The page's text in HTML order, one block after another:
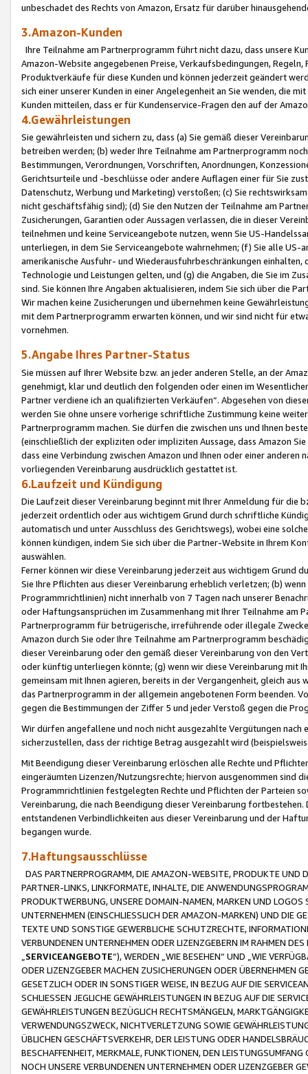
unbeschadet des Rechts von Amazon, Ersatz für darüber
3.Amazon-Kunden
Ihre Teilnahme am Partnerprogramm führt nicht dazu, dass unsere
Amazon-Website angegebenen Preise, Verkaufsbedingungen,
Produktverkäufe für diese Kunden und können jederzeit geändert
sich einer unserer Kunden in einer Angelegenheit an Sie wenden, die
Kunden mitteilen, dass er für Kundenservice-Fragen den auf der
4.Gewährleistungen
Sie gewährleisten und sichern zu, dass (a) Sie gemäß dieser
betreiben werden; (b) weder Ihre Teilnahme am Partnerprogramm
Bestimmungen, Verordnungen, Vorschriften, Anordnungen,
Gerichtsurteile und -beschlüsse oder andere Auflagen einer für Sie
Datenschutz, Werbung und Marketing) verstoßen; (c) Sie
nicht geschäftsfähig sind); (d) Sie den Nutzen der Teilnahme am
Zusicherungen, Garantien oder Aussagen verlassen, die in dieser
teilnehmen und keine Serviceangebote nutzen, wenn Sie US-
unterliegen, in dem Sie Serviceangebote wahrnehmen; (f) Sie alle
amerikanische Ausfuhr- und Wiederausfuhrbeschränkungen
Technologie und Leistungen gelten, und (g) die Angaben, die Sie im
sind. Sie können Ihre Angaben aktualisieren, indem Sie sich über die
Wir machen keine Zusicherungen und übernehmen keine
mit dem Partnerprogramm erwarten können, und wir sind nicht für
vornehmen.
5.Angabe Ihres Partner-Status
Sie müssen auf Ihrer Website bzw. an jeder anderen Stelle, an der
genehmigt, klar und deutlich den folgenden oder einen im
Partner verdiene ich an qualifizierten Verkäufen“. Abgesehen von
werden Sie ohne unsere vorherige schriftliche Zustimmung keine
Partnerprogramm machen. Sie dürfen die zwischen uns und Ihnen
(einschließlich der expliziten oder impliziten Aussage, dass Amazon
dass eine Verbindung zwischen Amazon und Ihnen oder einer
vorliegenden Vereinbarung ausdrücklich gestattet ist.
6.Laufzeit und Kündigung
Die Laufzeit dieser Vereinbarung beginnt mit Ihrer Anmeldung für die
jederzeit ordentlich oder aus wichtigem Grund durch schriftliche
automatisch und unter Ausschluss des Gerichtswegs), wobei eine
können kündigen, indem Sie sich über die Partner-Website in Ihrem
auswählen.
Ferner können wir diese Vereinbarung jederzeit aus wichtigem Grund
Sie Ihre Pflichten aus dieser Vereinbarung erheblich verletzen; (b)
Programmrichtlinien) nicht innerhalb von 7 Tagen nach unserer
oder Haftungsansprüchen im Zusammenhang mit Ihrer Teilnahme am
Partnerprogramm für betrügerische, irreführende oder illegale
Amazon durch Sie oder Ihre Teilnahme am Partnerprogramm
dieser Vereinbarung oder den gemäß dieser Vereinbarung von den
oder künftig unterliegen könnte; (g) wenn wir diese Vereinbarung mit
gemeinsam mit Ihnen agieren, bereits in der Vergangenheit, gleich
das Partnerprogramm in der allgemein angebotenen Form beenden.
gegen die Bestimmungen der Ziffer 5 und jeder Verstoß gegen die
Wir dürfen angefallene und noch nicht ausgezahlte Vergütungen
sicherzustellen, dass der richtige Betrag ausgezahlt wird
Mit Beendigung dieser Vereinbarung erlöschen alle Rechte und
eingeräumten Lizenzen/Nutzungsrechte; hiervon ausgenommen sind
Programmrichtlinien festgelegten Rechte und Pflichten der Parteien
Vereinbarung, die nach Beendigung dieser Vereinbarung
entstandenen Verbindlichkeiten aus dieser Vereinbarung und der
begangen wurde.
7.Haftungsausschlüsse
DAS PARTNERPROGRAMM, DIE AMAZON-WEBSITE, PRODUKTE UND
PARTNER-LINKS, LINKFORMATE, INHALTE, DIE
PRODUKTWERBUNG, UNSERE DOMAIN-NAMEN, MARKEN UND
UNTERNEHMEN (EINSCHLIESSLICH DER AMAZON-MARKEN) UND DIE
TEXTE UND SONSTIGE GEWERBLICHE SCHUTZRECHTE,
VERBUNDENEN UNTERNEHMEN ODER LIZENZGEBERN IM RAHMEN
SERVICEANGEBOTE“), WERDEN „WIE BESEHEN“ UND „WIE
ODER LIZENZGEBER MACHEN ZUSICHERUNGEN ODER ÜBERNEHMEN
GESETZLICH ODER IN SONSTIGER WEISE, IN BEZUG AUF DIE
SCHLIESSEN JEGLICHE GEWÄHRLEISTUNGEN IN BEZUG AUF DIE
GEWÄHRLEISTUNGEN BEZÜGLICH RECHTSMÄNGELN,
VERWENDUNGSZWECK, NICHTVERLETZUNG SOWIE
ÜBLICHEN GESCHÄFTSVERKEHR, DER LEISTUNG ODER
BESCHAFFENHEIT, MERKMALE, FUNKTIONEN, DEN
NOCH UNSERE VERBUNDENEN UNTERNEHMEN ODER LIZENZGEBER